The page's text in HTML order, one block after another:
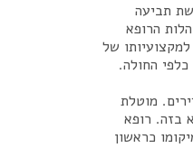
תביעה
הרופא
של
החולה.
מוטלת
בזה. רופא
כראשון